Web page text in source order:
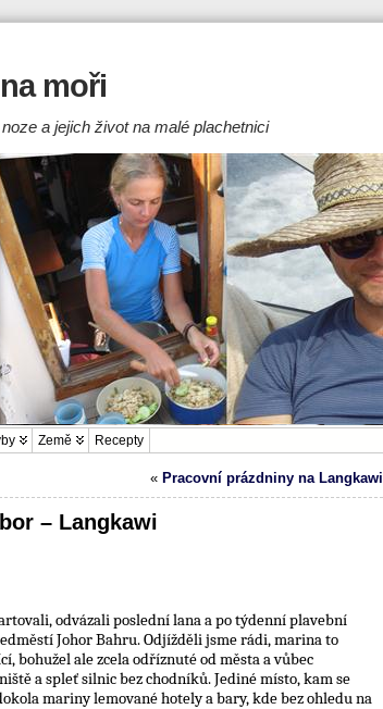
moři
a jejich život na malé plachetnici
Země Recepty
« Pracovní prázdniny na Langkawi
– Langkawi
odvázali poslední lana a po týdenní plavební
Johor Bahru. Odjížděli jsme rádi, marina to
bohužel ale zcela odříznuté od města a vůbec
a spleť silnic bez chodníků. Jediné místo, kam se
mariny lemované hotely a bary, kde bez ohledu na